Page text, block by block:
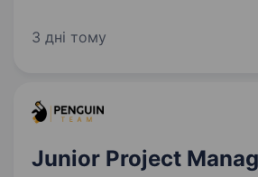
щоб щовечора після 18:00 у
3 дні тому
Junior Project